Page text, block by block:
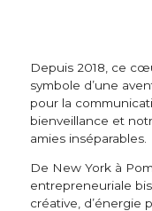
Depuis 2018, ce
symbole d’une
pour la
bienveillance et
amies inséparables.
De New York à
entrepreneuriale
créative, d’énergie